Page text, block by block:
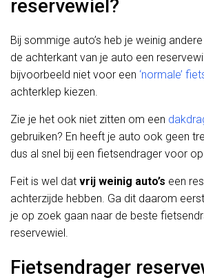
reservewiel?
Bij sommige auto’s heb je weinig
de achterkant van je auto een
bijvoorbeeld niet voor een ‘normale’
achterklep kiezen.
Zie je het ook niet zitten om een
gebruiken? En heeft je auto ook geen
dus al snel bij een fietsendrager voor
Feit is wel dat vrij weinig auto’s een
achterzijde hebben. Ga dit daarom
je op zoek gaan naar de beste
reservewiel.
Fietsendrager